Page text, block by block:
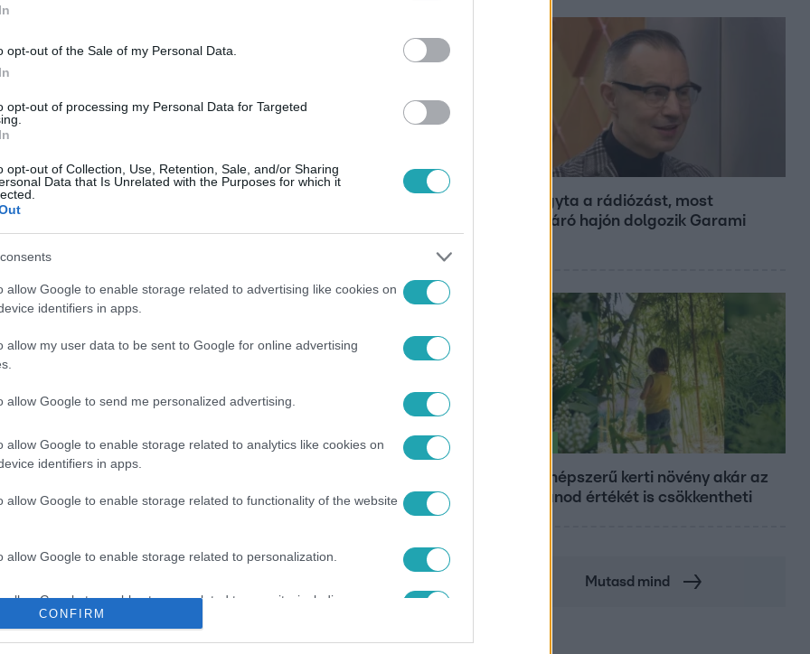
opt-out of the Sale of my Personal Data.
opt-out of processing my Personal Data for Targeted
opt-out of Collection, Use, Retention, Sale, and/or Sharing
Data that Is Unrelated with the Purposes for which it
allow Google to enable storage related to advertising like cookies on
identifiers in apps.
allow my user data to be sent to Google for online advertising
allow Google to send me personalized advertising.
allow Google to enable storage related to analytics like cookies on
identifiers in apps.
allow Google to enable storage related to functionality of the website
allow Google to enable storage related to personalization.
allow Google to enable storage related to security, including
functionality and fraud prevention, and other user protection.
CONFIRM
a fenntarthatóságról, a
A klímaváltozás, a szélsőséges
vágy továbbra is formálja a kerteket
és a technológiát sem. A kert ma már
hanem életstílus.
legyen a Google-találatokban!
#HÁZTARTÁS #BARKÁCSOLÁS # OTTHON
Otthagyta a rádiózást, most
óceánjáró hajón dolgozik Garami
Ez a 3 népszerű kerti növény akár az
ingatlanod értékét is csökkentheti
Mutasd mind